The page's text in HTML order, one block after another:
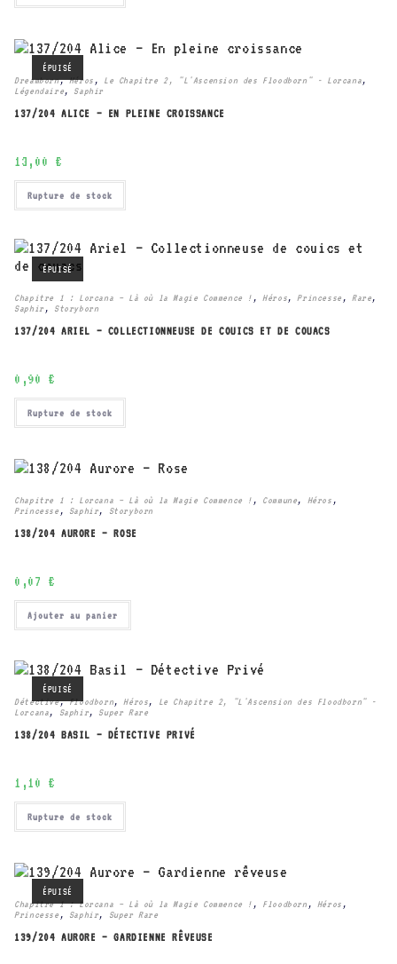
ÉPUISÉ
Dreamborn,Héros , Le Chapitre 2, "L'Ascension des Floodborn" - Lorcana,
Légendaire, Saphir
137/204 ALICE – EN PLEINE CROISSANCE
13,00 €
Rupture de stock
ÉPUISÉ
Chapitre 1 : Lorcana – Là où la Magie Commence ! , Héros, Princesse , Rare,
Saphir , Storyborn
137/204 ARIEL – COLLECTIONNEUSE DE COUICS ET DE COUACS
0,90 €
Rupture de stock
Chapitre 1 : Lorcana – Là où la Magie Commence ! , Commune, Héros ,
Princesse , Saphir, Storyborn
138/204 AURORE – ROSE
0,07 €
Ajouter au panier
ÉPUISÉ
Détective,Floodborn, Héros,
Le Chapitre 2, "L'Ascension des Floodborn" -
Lorcana, Saphir, Super Rare
138/204 BASIL – DÉTECTIVE PRIVÉ
1,10 €
Rupture de stock
ÉPUISÉ
Chapitre 1 : Lorcana – Là où la Magie Commence ! , Floodborn , Héros ,
Princesse , Saphir, Super Rare
139/204 AURORE – GARDIENNE RÊVEUSE